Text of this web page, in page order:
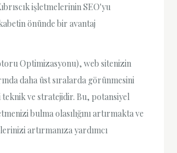
işletmelerinin SEO'yu
önünde bir avantaj
Optimizasyonu), web sitenizin
daha üst sıralarda görünmesini
teknik ve stratejidir. Bu, potansiyel
bulma olasılığını artırmakta ve
artırmanıza yardımcı